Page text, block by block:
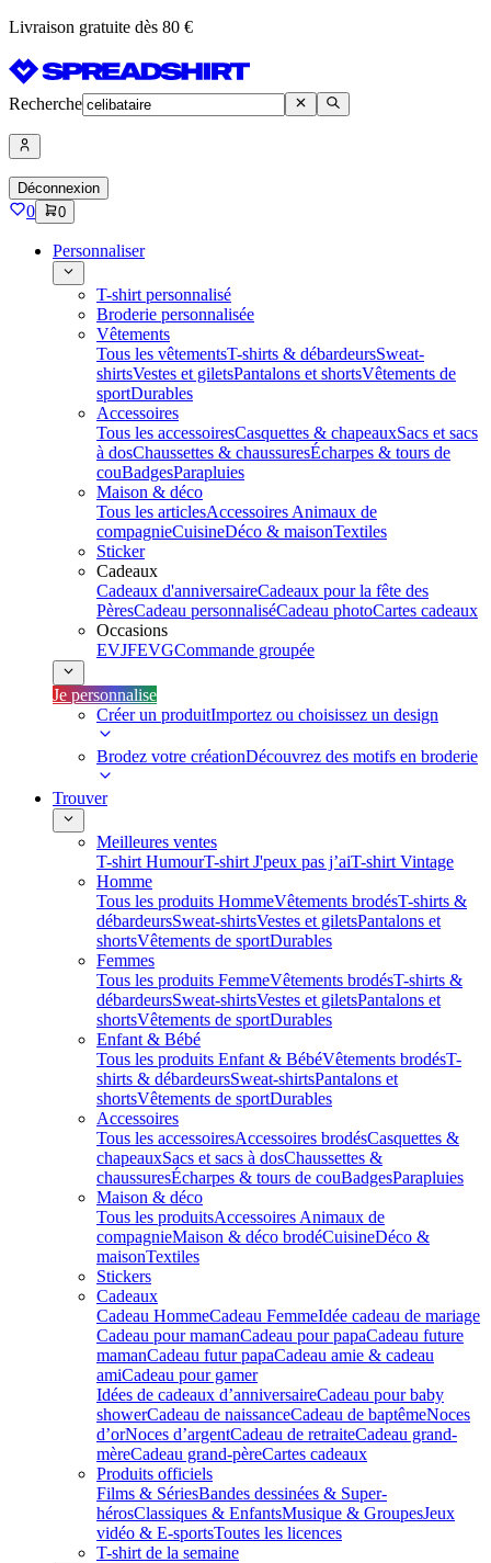
Livraison gratuite dès 80 €
Recherche
Déconnexion
0 0
Personnaliser
T-shirt personnalisé
Broderie personnalisée
Vêtements
Tous les vêtementsT-shirts & débardeursSweat-
shirtsVestes et giletsPantalons et shortsVêtements de
sportDurables
Accessoires
Tous les accessoiresCasquettes & chapeauxSacs et sacs
à dosChaussettes & chaussuresÉcharpes & tours de
couBadgesParapluies
Maison & déco
Tous les articlesAccessoires Animaux de
compagnieCuisineDéco & maisonTextiles
Sticker
Cadeaux
Cadeaux d'anniversaireCadeaux pour la fête des
PèresCadeau personnaliséCadeau photoCartes cadeaux
Occasions
EVJFEVGCommande groupée
Je personnalise
Créer un produitImportez ou choisissez un design
Brodez votre créationDécouvrez des motifs en broderie
Trouver
Meilleures ventes
T-shirt HumourT-shirt J'peux pas j’aiT-shirt Vintage
Homme
Tous les produits HommeVêtements brodésT-shirts &
débardeursSweat-shirtsVestes et giletsPantalons et
shortsVêtements de sportDurables
Femmes
Tous les produits FemmeVêtements brodésT-shirts &
débardeursSweat-shirtsVestes et giletsPantalons et
shortsVêtements de sportDurables
Enfant & Bébé
Tous les produits Enfant & BébéVêtements brodésT-
shirts & débardeursSweat-shirtsPantalons et
shortsVêtements de sportDurables
Accessoires
Tous les accessoiresAccessoires brodésCasquettes &
chapeauxSacs et sacs à dosChaussettes &
chaussuresÉcharpes & tours de couBadgesParapluies
Maison & déco
Tous les produitsAccessoires Animaux de
compagnieMaison & déco brodéCuisineDéco &
maisonTextiles
Stickers
Cadeaux
Cadeau HommeCadeau FemmeIdée cadeau de mariage​
Cadeau pour mamanCadeau pour papaCadeau future
mamanCadeau futur papaCadeau amie & cadeau
amiCadeau pour gamer
Idées de cadeaux d’anniversaireCadeau pour baby
showerCadeau de naissanceCadeau de baptêmeNoces
d’orNoces d’argentCadeau de retraiteCadeau grand-
mèreCadeau grand-pèreCartes cadeaux
Produits officiels
Films & SériesBandes dessinées & Super-
hérosClassiques & EnfantsMusique & GroupesJeux
vidéo & E-sportsToutes les licences
T-shirt de la semaine